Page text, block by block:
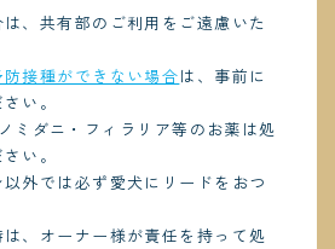
、共有部のご利用をご遠慮いた
防接種ができない場合は、事前に
い。
ミダニ・フィラリア等のお薬は処
い。
以外では必ず愛犬にリードをおつ
は、オーナー様が責任を持って処